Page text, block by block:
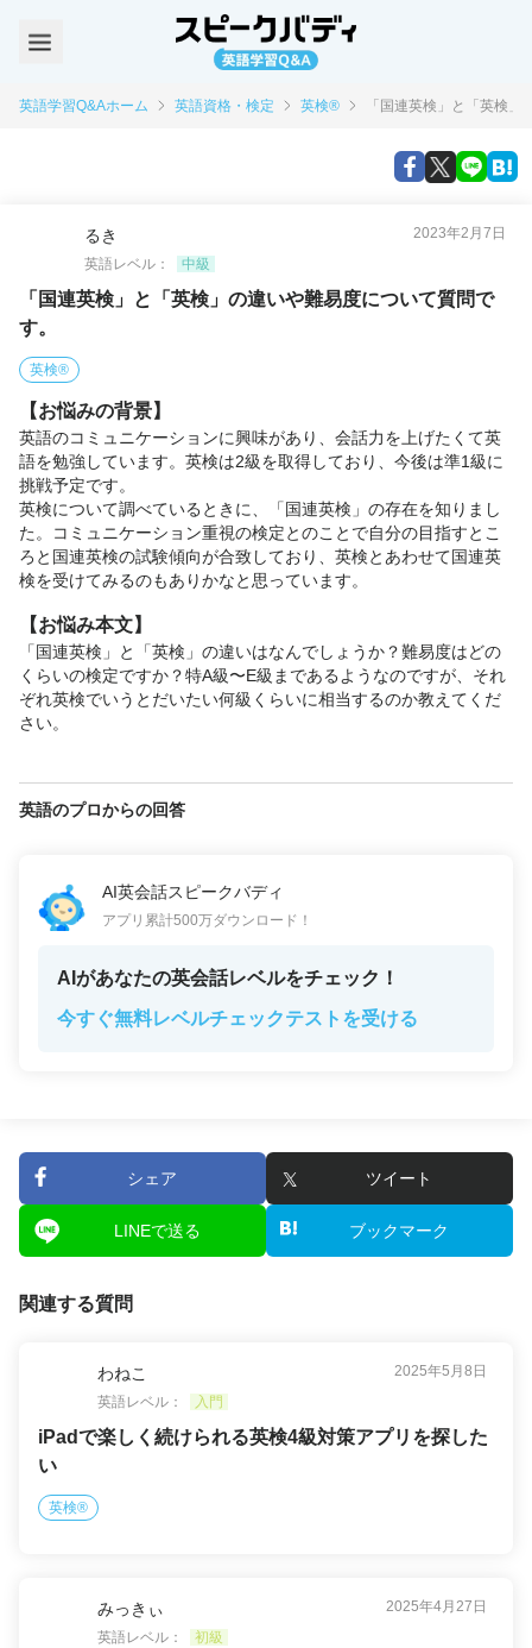
英語学習Q&Aホーム 英語資格・検定 英検® 「国連英検」と「英検
るき
2023年2月7日
英語レベル：
中級
「国連英検」と「英検」の違いや難易度について質問で
す。
英検®
【お悩みの背景】
英語のコミュニケーションに興味があり、会話力を上げたくて英
語を勉強しています。英検は2級を取得しており、今後は準1級に
挑戦予定です。
英検について調べているときに、「国連英検」の存在を知りまし
た。コミュニケーション重視の検定とのことで自分の目指すとこ
ろと国連英検の試験傾向が合致しており、英検とあわせて国連英
検を受けてみるのもありかなと思っています。
【お悩み本文】
「国連英検」と「英検」の違いはなんでしょうか？難易度はどの
くらいの検定ですか？特A級〜E級まであるようなのですが、それ
ぞれ英検でいうとだいたい何級くらいに相当するのか教えてくだ
さい。
英語のプロからの回答
AI英会話スピークバディ
アプリ累計500万ダウンロード！
AIがあなたの英会話レベルをチェック！
今すぐ無料レベルチェックテストを受ける
シェア ツイート
LINEで送る ブックマーク
関連する質問
わねこ
2025年5月8日
英語レベル：
入門
iPadで楽しく続けられる英検4級対策アプリを探した
い
英検®
みっきぃ
2025年4月27日
英語レベル：
初級